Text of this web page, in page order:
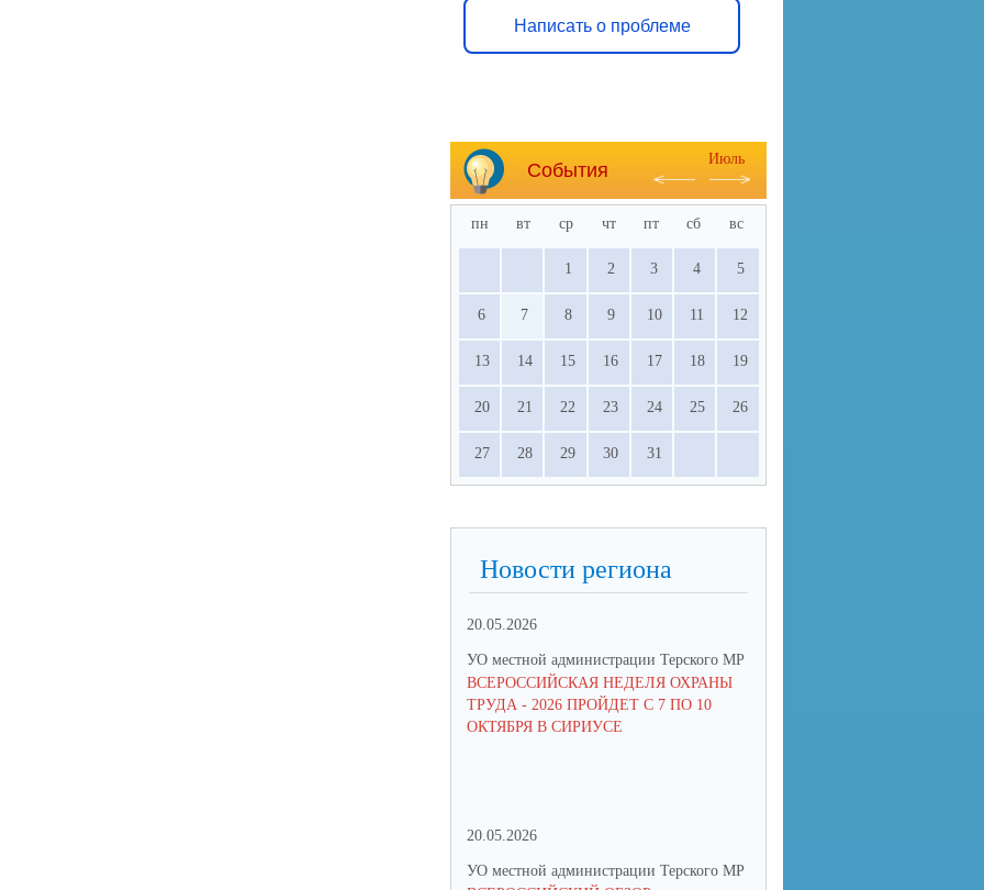
Написать о проблеме
События
Июль
пн вт ср чт пт сб вс
1 2 3 4 5
6 7 8 9 10 11 12
13 14 15 16 17 18 19
20 21 22 23 24 25 26
27 28 29 30 31
Новости региона
20.05.2026
УО местной администрации Терского МР
ВСЕРОССИЙСКАЯ НЕДЕЛЯ ОХРАНЫ
ТРУДА - 2026 ПРОЙДЕТ С 7 ПО 10
ОКТЯБРЯ В СИРИУСЕ
20.05.2026
УО местной администрации Терского МР